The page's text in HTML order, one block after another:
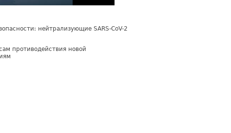
нейтрализующие SARS-CoV-2
противодействия новой